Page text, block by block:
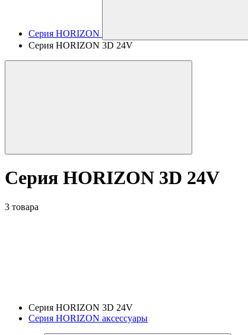
Серия HORIZON
Серия HORIZON 3D 24V
Серия HORIZON 3D 24V
3 товара
Серия HORIZON 3D 24V
Серия HORIZON аксессуары